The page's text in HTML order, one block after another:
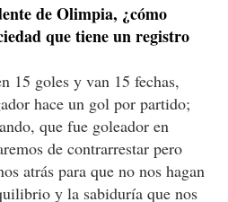
de Olimpia, ¿cómo
que tiene un registro
15 goles y van 15 fechas,
hace un gol por partido;
que fue goleador en
de contrarrestar pero
atrás para que no nos hagan
y la sabiduría que nos